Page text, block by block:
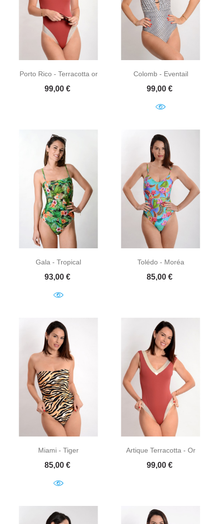
Porto Rico - Terracotta or
Prix
99,00 €
Colomb - Eventail
Prix
99,00 €
Gala - Tropical
Prix
93,00 €
Tolédo - Moréa
Prix
85,00 €
Miami - Tiger
Prix
85,00 €
Artique Terracotta - Or
Prix
99,00 €